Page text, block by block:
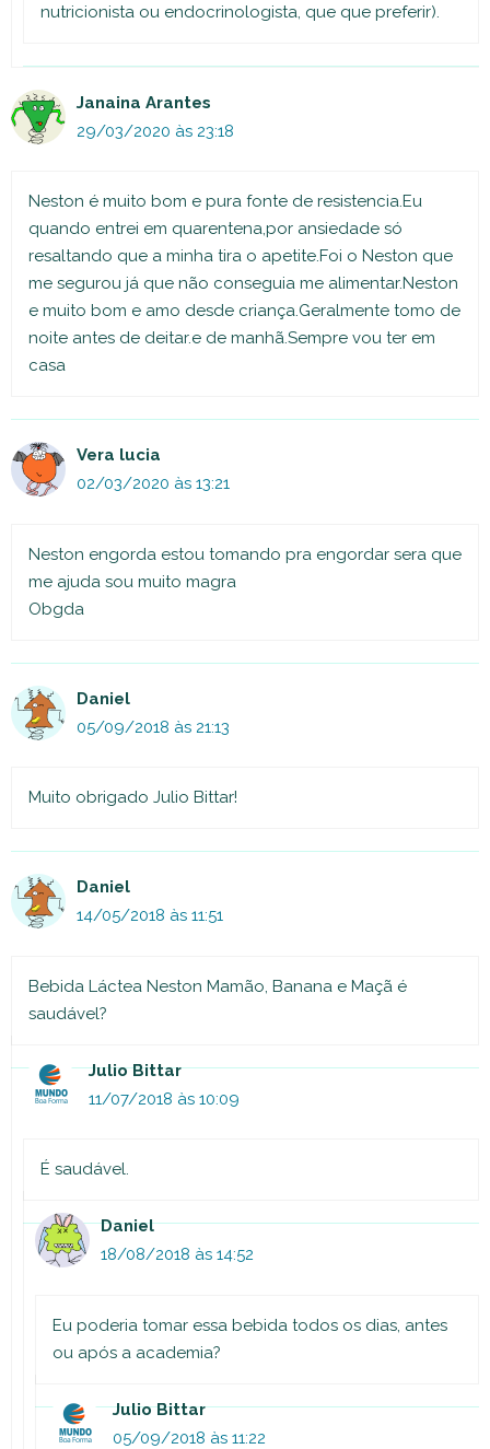
nutricionista ou endocrinologista, que que preferir).
Janaina Arantes
29/03/2020 às 23:18
Neston é muito bom e pura fonte de resistencia.Eu
quando entrei em quarentena,por ansiedade só
resaltando que a minha tira o apetite.Foi o Neston que
me segurou já que não conseguia me alimentar.Neston
e muito bom e amo desde criança.Geralmente tomo de
noite antes de deitar.e de manhã.Sempre vou ter em
casa
Vera lucia
02/03/2020 às 13:21
Neston engorda estou tomando pra engordar sera que
me ajuda sou muito magra
Obgda
Daniel
05/09/2018 às 21:13
Muito obrigado Julio Bittar!
Daniel
14/05/2018 às 11:51
Bebida Láctea Neston Mamão, Banana e Maçã é
saudável?
Julio Bittar
11/07/2018 às 10:09
É saudável.
Daniel
18/08/2018 às 14:52
Eu poderia tomar essa bebida todos os dias, antes
ou após a academia?
Julio Bittar
05/09/2018 às 11:22